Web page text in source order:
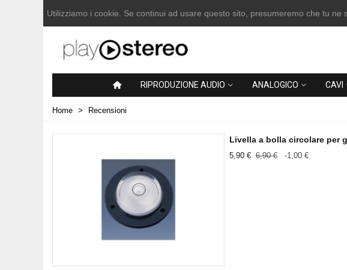
Utilizziamo i cookie. Se continui ad usare questo sito, presumeremo che tu ne
RIPRODUZIONE AUDIO ANALOGICO CAVI
Home > Recensioni
Livella a bolla circolare per
5,90 € 6,90 € -1,00 €